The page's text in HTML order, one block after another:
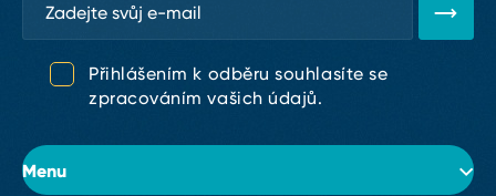
Menu
Přihlášením k odběru souhlasíte se
zpracováním vašich údajů.